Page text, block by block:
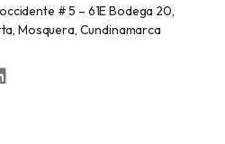
# 5 – 61E Bodega 20,
Mosquera, Cundinamarca